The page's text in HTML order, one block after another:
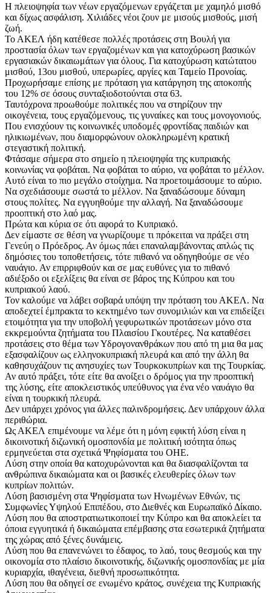
Η πλειοψηφία των νέων εργαζόμενων εργάζεται με χαμηλό μισθό
και δίχως ασφάλιση. Χιλιάδες νέοι ζουν με μισούς μισθούς, μισή
ζωή.
Το ΑΚΕΛ ήδη κατέθεσε πολλές προτάσεις στη Βουλή για
προστασία όλων των εργαζομένων και για κατοχύρωση βασικών
εργασιακών δικαιωμάτων για όλους. Για κατοχύρωση κατώτατου
μισθού, 13ου μισθού, υπερωρίες, αργίες και Ταμείο Προνοίας.
Προχωρήσαμε επίσης με πρόταση για κατάργηση της αποκοπής
του 12% σε όσους συνταξιοδοτούνται στα 63.
Ταυτόχρονα προωθούμε πολιτικές που να στηρίζουν την
οικογένεια, τους εργαζόμενους, τις γυναίκες και τους μονογονιούς.
Που ενισχύουν τις κοινωνικές υποδομές φροντίδας παιδιών και
ηλικιωμένων, που διαμορφώνουν ολοκληρωμένη κρατική
στεγαστική πολιτική.
Φτάσαμε σήμερα στο σημείο η πλειοψηφία της κυπριακής
κοινωνίας να φοβάται. Να φοβάται το αύριο, να φοβάται το μέλλον.
Αυτό είναι το πιο μεγάλο στοίχημα. Να προετοιμάσουμε το αύριο.
Να σχεδιάσουμε σωστά το μέλλον. Να ξαναδώσουμε δύναμη
στους πολίτες. Να εγγυηθούμε την αλλαγή. Να ξαναδώσουμε
προοπτική στο λαό μας.
Πρώτα και κύρια σε ότι αφορά το Κυπριακό.
Δεν είμαστε σε θέση να γνωρίζουμε τι πρόκειται να πράξει στη
Γενεύη ο Πρόεδρος. Αν όμως πάει επαναλαμβάνοντας απλώς τις
δημόσιες του τοποθετήσεις, τότε πιθανό να οδηγηθούμε σε νέο
ναυάγιο. Αν επιρριφθούν και σε μας ευθύνες για το πιθανό
αδιέξοδο οι εξελίξεις θα είναι σε βάρος της Κύπρου και του
κυπριακού λαού.
Τον καλούμε να λάβει σοβαρά υπόψη την πρόταση του ΑΚΕΛ. Να
αποδεχτεί έμπρακτα το κεκτημένο των συνομιλιών και να επιδείξει
ετοιμότητα για την υποβολή γεφυρωτικών προτάσεων μόνο στα
εκκρεμούντα ζητήματα του Πλαισίου Γκουτέρες. Να καταθέσει
προτάσεις στο θέμα των Υδρογονανθράκων που από τη μια θα μας
εξασφαλίζουν ως ελληνοκυπριακή πλευρά και από την άλλη θα
καθησυχάζουν τις ανησυχίες των Τουρκοκυπρίων και της Τουρκίας.
Αν αυτό πράξει, τότε είτε θα ανοίξει ο δρόμος για την προοπτική
της λύσης, είτε αποκλειστικός υπεύθυνος για ένα νέο ναυάγιο θα
είναι η τουρκική πλευρά.
Δεν υπάρχει χρόνος για άλλες παλινδρομήσεις. Δεν υπάρχουν άλλα
περιθώρια.
Ως ΑΚΕΛ επιμένουμε να λέμε ότι η μόνη εφικτή λύση είναι η
δικοινοτική διζωνική ομοσπονδία με πολιτική ισότητα όπως
ερμηνεύεται στα σχετικά Ψηφίσματα του ΟΗΕ.
Λύση στην οποία θα κατοχυρώνονται και θα διασφαλίζονται τα
ανθρώπινα δικαιώματα και οι βασικές ελευθερίες όλων των
κυπρίων πολιτών.
Λύση βασισμένη στα Ψηφίσματα των Ηνωμένων Εθνών, τις
Συμφωνίες Υψηλού Επιπέδου, στο Διεθνές και Ευρωπαϊκό Δίκαιο.
Λύση που θα αποστρατιωτικοποιεί την Κύπρο και θα αποκλείει τα
όποια εγγυητικά ή δικαιώματα επέμβασης στα εσωτερικά ζητήματα
της χώρας από ξένες δυνάμεις.
Λύση που θα επανενώνει το έδαφος, το λαό, τους θεσμούς και την
οικονομία στο πλαίσιο δικοινοτικής, διζωνικής ομοσπονδίας με μία
κυριαρχία, ιθαγένεια, διεθνή προσωπικότητα.
Λύση που θα οδηγεί σε ενωμένο κράτος, συνέχεια της Κυπριακής